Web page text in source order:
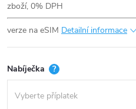
zboží, 0% DPH
verze na eSIM Detailní informace
Nabíječka ?